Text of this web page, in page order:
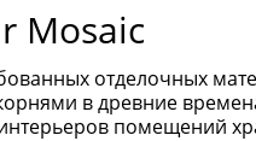
Mosaic
отделочных
в древние
помещений